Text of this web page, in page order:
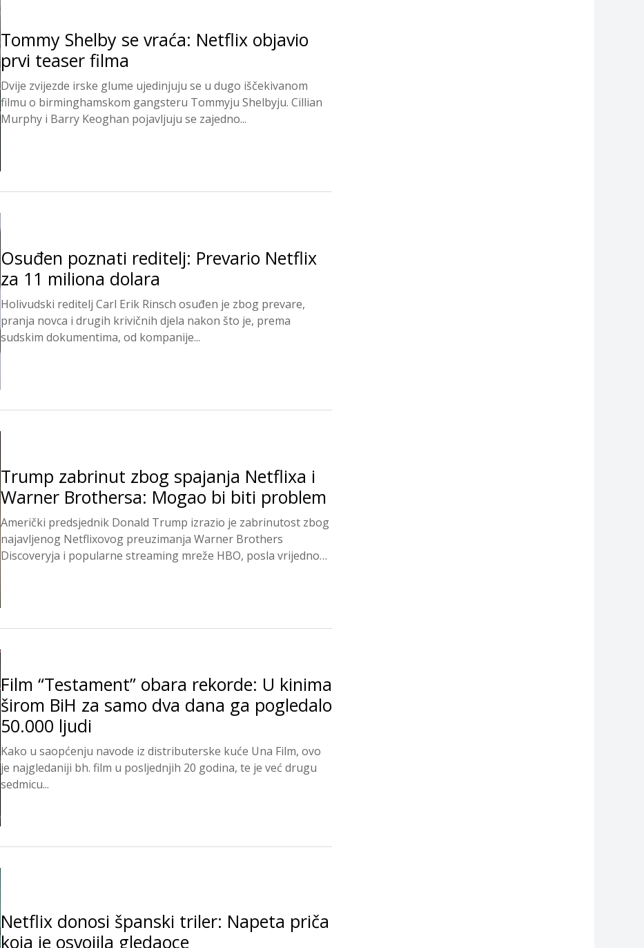
Tommy Shelby se vraća: Netflix objavio
prvi teaser filma
Dvije zvijezde irske glume ujedinjuju se u dugo iščekivanom
filmu o birminghamskom gangsteru Tommyju Shelbyju. Cillian
Murphy i Barry Keoghan pojavljuju se zajedno...
Osuđen poznati reditelj: Prevario Netflix
za 11 miliona dolara
Holivudski reditelj Carl Erik Rinsch osuđen je zbog prevare,
pranja novca i drugih krivičnih djela nakon što je, prema
sudskim dokumentima, od kompanije...
Trump zabrinut zbog spajanja Netflixa i
Warner Brothersa: Mogao bi biti problem
Američki predsjednik Donald Trump izrazio je zabrinutost zbog
najavljenog Netflixovog preuzimanja Warner Brothers
Discoveryja i popularne streaming mreže HBO, posla vrijednog
Film “Testament” obara rekorde: U kinima
širom BiH za samo dva dana ga pogledalo
50.000 ljudi
Kako u saopćenju navode iz distributerske kuće Una Film, ovo
je najgledaniji bh. film u posljednjih 20 godina, te je već drugu
sedmicu...
Netflix donosi španski triler: Napeta priča
koja je osvojila gledaoce